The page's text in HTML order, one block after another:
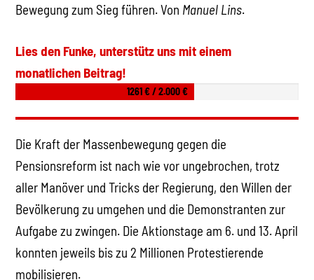
Bewegung zum Sieg führen. Von Manuel Lins.
Lies den Funke, unterstütz uns mit einem
monatlichen Beitrag!
1261 € / 2.000 €
Die Kraft der Massenbewegung gegen die
Pensionsreform ist nach wie vor ungebrochen, trotz
aller Manöver und Tricks der Regierung, den Willen der
Bevölkerung zu umgehen und die Demonstranten zur
Aufgabe zu zwingen. Die Aktionstage am 6. und 13. April
konnten jeweils bis zu 2 Millionen Protestierende
mobilisieren.